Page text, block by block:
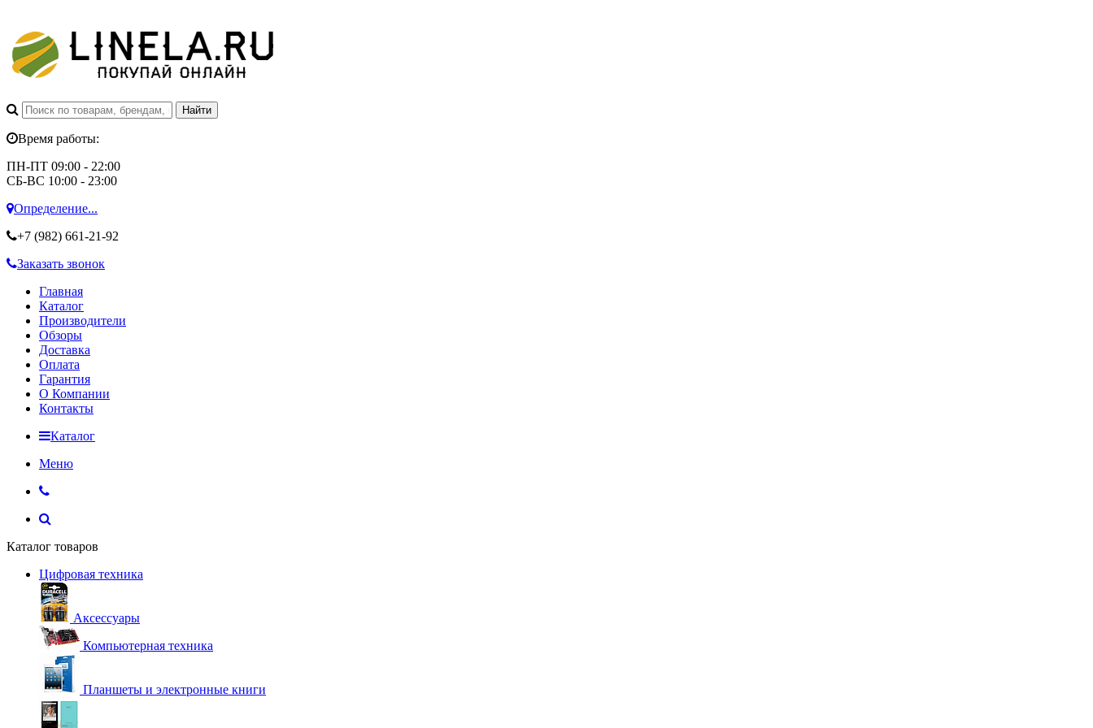
Время работы:
ПН-ПТ 09:00 - 22:00
СБ-ВС 10:00 - 23:00
Определение...
+7 (982) 661-21-92
Заказать звонок
Главная
Каталог
Производители
Обзоры
Доставка
Оплата
Гарантия
О Компании
Контакты
Каталог
Меню
Каталог товаров
Цифровая техника
Аксессуары
Компьютерная техника
Планшеты и электронные книги